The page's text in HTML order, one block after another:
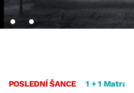
POSLEDNÍ ŠANCE 1 + 1